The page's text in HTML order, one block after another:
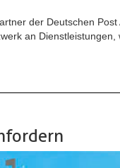
der Deutschen
an